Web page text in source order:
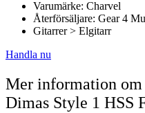
Varumärke: Charvel
Återförsäljare: Gear 4
Gitarrer > Elgitarr
Handla nu
Mer information
Dimas Style 1 HSS